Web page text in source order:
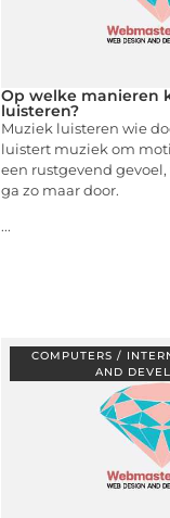
Op welke manieren
luisteren?
Muziek luisteren wie
luistert muziek om
een rustgevend
ga zo maar door.
...
COMPUTERS /
AND